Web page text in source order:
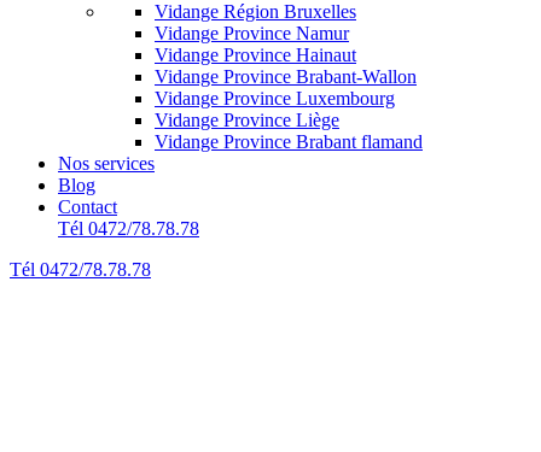
Vidange Région Bruxelles
Vidange Province Namur
Vidange Province Hainaut
Vidange Province Brabant-Wallon
Vidange Province Luxembourg
Vidange Province Liège
Vidange Province Brabant flamand
Nos services
Blog
Contact
Tél 0472/78.78.78
Tél 0472/78.78.78